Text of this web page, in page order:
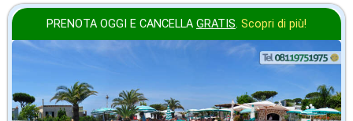
PRENOTA OGGI E CANCELLA GRATIS. Scopri di più!
in offerta da
€49,05